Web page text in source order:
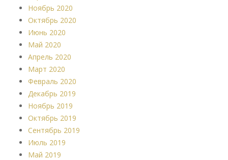
Ноябрь 2020
Октябрь 2020
Июнь 2020
Май 2020
Апрель 2020
Март 2020
Февраль 2020
Декабрь 2019
Ноябрь 2019
Октябрь 2019
Сентябрь 2019
Июль 2019
Май 2019